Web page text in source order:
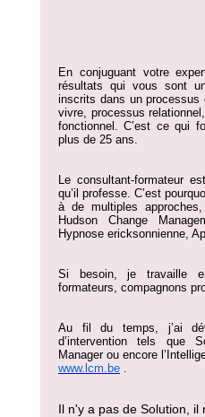
En conjuguant votre
résultats qui vous sont
inscrits dans un processus
vivre, processus
fonctionnel. C’est ce qui
plus de 25 ans.
Le consultant-formateur
qu’il professe. C’est
à de multiples
Hudson Change
Hypnose ericksonnienne,
Si besoin, je travaille
formateurs, compagnons
Au fil du temps, j’ai
d’intervention tels que
Manager ou encore
www.lcm.be .
Il n'y a pas de Solution, il